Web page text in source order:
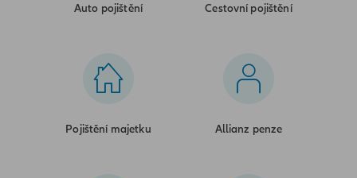
Auto pojištění Cestovní pojištění
Pojištění majetku Allianz penze